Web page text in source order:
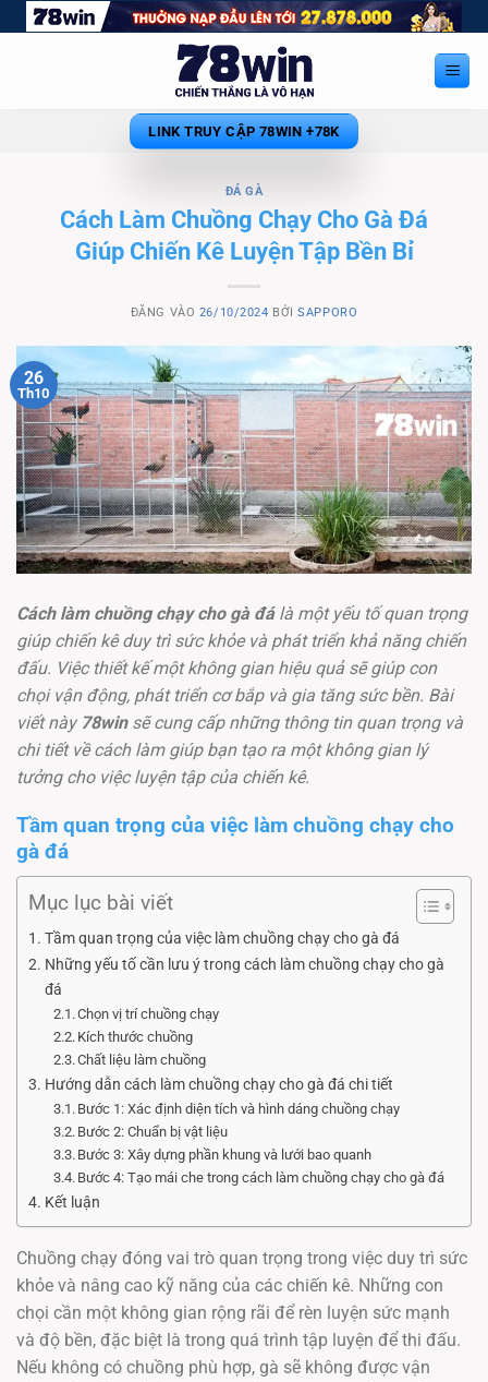
qua
LINK TRUY CẬP 78WIN +78K
ĐÁ GÀ
Cách Làm Chuồng Chạy Cho Gà Đá
Giúp Chiến Kê Luyện Tập Bền Bỉ
ĐĂNG VÀO 26/10/2024 BỞISAPPORO
26
Th10
Cách làm chuồng chạy cho gà đálà một yếu tố quan trọng
giúp chiến kê duy trì sức khỏe và phát triển khả năng chiến
đấu. Việc thiết kế một không gian hiệu quả sẽ giúp con
chọi vận động, phát triển cơ bắp và gia tăng sức bền. Bài
viết này 78winsẽ cung cấp những thông tin quan trọng và
chi tiết về cách làm giúp bạn tạo ra một không gian lý
tưởng cho việc luyện tập của chiến kê.
Tầm quan trọng của việc làm chuồng chạy cho
gà đá
Mục lục bài viết
Tầm quan trọng của việc làm chuồng chạy cho gà đá
Những yếu tố cần lưu ý trong cách làm chuồng chạy cho gà
đá
Chọn vị trí chuồng chạy
Kích thước chuồng
Chất liệu làm chuồng
Hướng dẫn cách làm chuồng chạy cho gà đá chi tiết
Bước 1: Xác định diện tích và hình dáng chuồng chạy
Bước 2: Chuẩn bị vật liệu
Bước 3: Xây dựng phần khung và lưới bao quanh
Bước 4: Tạo mái che trong cách làm chuồng chạy cho gà đá
Kết luận
Chuồng chạy đóng vai trò quan trọng trong việc duy trì sức
khỏe và nâng cao kỹ năng của các chiến kê. Những con
chọi cần một không gian rộng rãi để rèn luyện sức mạnh
và độ bền, đặc biệt là trong quá trình tập luyện để thi đấu.
Nếu không có chuồng phù hợp, gà sẽ không được vận